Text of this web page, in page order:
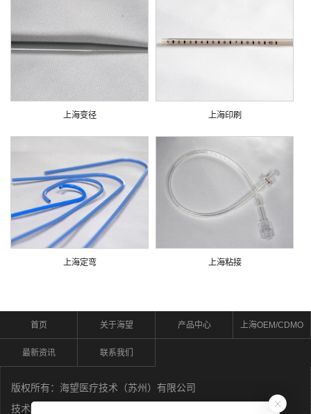
上海变径 上海印刷
上海定弯 上海粘接
首页 关于海望 产品中心 上海OEM/CDMO
最新资讯 联系我们
版权所有：海望医疗技术（苏州）有限公司
技术支持：